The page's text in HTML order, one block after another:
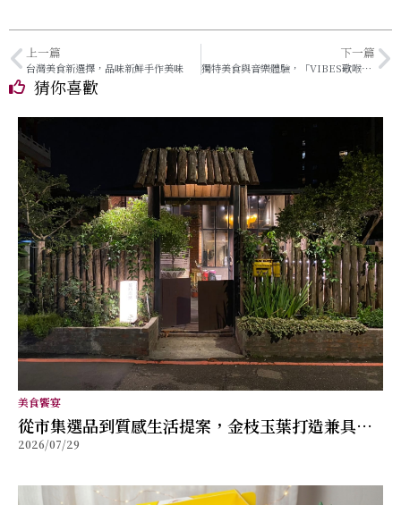
上一篇
台灣美食新選擇，品味新鮮手作美味
下一篇
獨特美食與音樂體驗，「VIBES歌喉響宴」打造夜生活新高度
猜你喜歡
美食饗宴
從市集選品到質感生活提案，金枝玉葉打造兼具風
格與舒適的女性穿搭品牌
2026/07/29